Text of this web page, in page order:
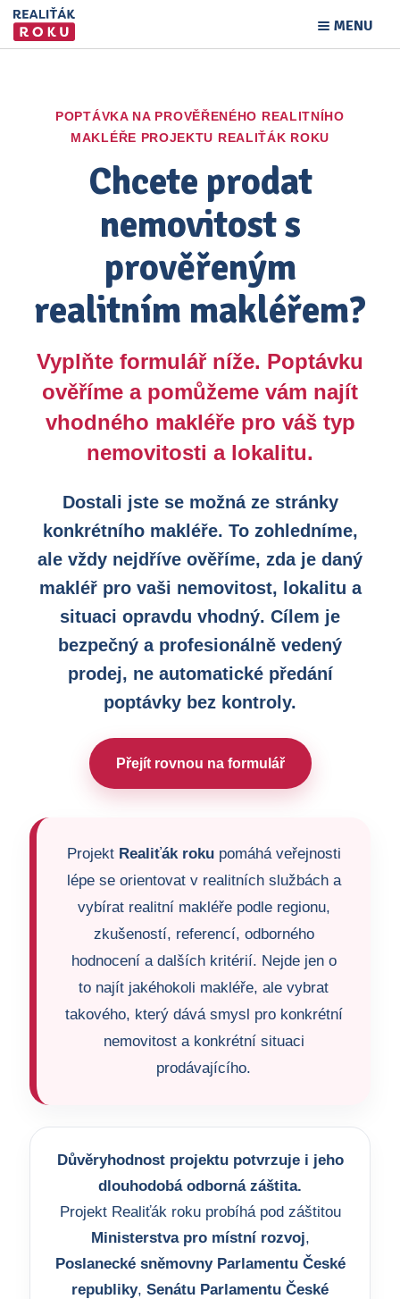
MENU
POPTÁVKA NA PROVĚŘENÉHO REALITNÍHO
MAKLÉŘE PROJEKTU REALIŤÁK ROKU
Chcete prodat
nemovitost s
prověřeným
realitním makléřem?
Vyplňte formulář níže. Poptávku
ověříme a pomůžeme vám najít
vhodného makléře pro váš typ
nemovitosti a lokalitu.
Dostali jste se možná ze stránky
konkrétního makléře. To zohledníme,
ale vždy nejdříve ověříme, zda je daný
makléř pro vaši nemovitost, lokalitu a
situaci opravdu vhodný. Cílem je
bezpečný a profesionálně vedený
prodej, ne automatické předání
poptávky bez kontroly.
Přejít rovnou na formulář
Projekt Realiťák rokupomáhá veřejnosti
lépe se orientovat v realitních službách a
vybírat realitní makléře podle regionu,
zkušeností, referencí, odborného
hodnocení a dalších kritérií. Nejde jen o
to najít jakéhokoli makléře, ale vybrat
takového, který dává smysl pro konkrétní
nemovitost a konkrétní situaci
prodávajícího.
Důvěryhodnost projektu potvrzuje i jeho
dlouhodobá odborná záštita.
Projekt Realiťák roku probíhá pod záštitou
Ministerstva pro místní rozvoj,
Poslanecké sněmovny Parlamentu České
republiky, Senátu Parlamentu České